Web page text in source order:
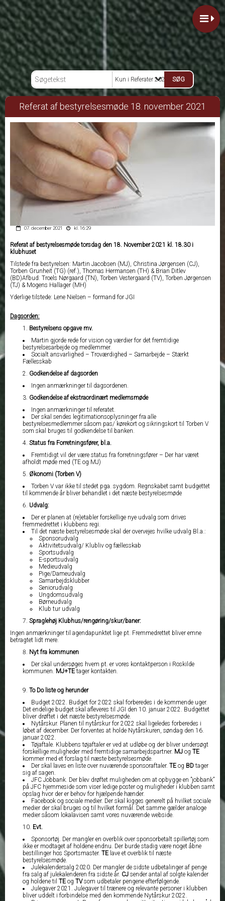
Kun i Referater 2021
Referat af bestyrelsesmøde 18. november 2021
07. december 2021 kl. 16:29
Referat af bestyrelsesmøde torsdag den 18. November 2021 kl. 18.30 i
klubhuset
Tilstede fra bestyrelsen: Martin Jacobsen (MJ), Christina Jørgensen (CJ),
Torben Grunheit (TG) (ref.), Thomas Hermansen (TH) & Brian Ditlev
(BD)Afbud: Troels Nørgaard (TN), Torben Vestergaard (TV), Torben Jørgensen
(TJ) & Mogens Hallager (MH)
Yderlige tilstede: Lene Nielsen – formand for JGI
Dagsorden:
Bestyrelsens opgave mv.
Martin gjorde rede for vision og værdier for det fremtidige
bestyrelsesarbejde og medlemmer.
Socialt ansvarlighed – Troværdighed – Samarbejde – Stærkt
Fællesskab
Godkendelse af dagsorden
Ingen anmærkninger til dagsordenen.
Godkendelse af ekstraordinært medlemsmøde
Ingen anmærkninger til referatet.
Der skal sendes legitimationsoplysninger fra alle
bestyrelsesmedlemmer såsom pas/ kørekort og sikringskort til Torben V
som skal bruges til godkendelse til banken.
Status fra Forretningsfører, bl.a.
Fremtidigt vil der være status fra forretningsfører – Der har været
afholdt møde med (TE og MJ)
Økonomi (Torben V)
Torben V var ikke til stedet pga. sygdom. Regnskabet samt budgettet
til kommende år bliver behandlet i det næste bestyrelsesmøde
Udvalg:
Der er planen at (re)etabler forskellige nye udvalg som drives
fremmedrettet i klubbens regi.
Til det næste bestyrelsesmøde skal der overvejes hvilke udvalg Bl.a.:
Sponsorudvalg
Aktivitetsudvalg/ Klubliv og fællesskab
Sportsudvalg
E-sportsudvalg
Medieudvalg
Pige/Dameudvalg
Samarbejdsklubber
Seniorudvalg
Ungdomsudvalg
Børneudvalg
Klub tur udvalg
Spraglehøj Klubhus/rengøring/skur/baner:
Ingen anmærkninger til agendapunktet lige pt. Fremmedrettet bliver emne
betragtet lidt mere.
Nyt fra kommunen
Der skal undersøges hvem pt. er vores kontaktperson i Roskilde
kommunen. MJ+TE tager kontakten.
To Do liste og herunder
Budget 2022. Budget for 2022 skal forberedes i de kommende uger.
Det endelige budget skal afleveres til JGI den 10. januar 2022. Budgettet
bliver drøftet i det næste bestyrelsesmøde.
Nytårskur. Planen til nytårskur for 2022 skal ligeledes forberedes i
løbet af december. Der forventes at holde Nytårskuren, søndag den 16.
januar 2022.
Tøjaftale. Klubbens tøjaftaler er ved at udløbe og der bliver undersøgt
forskellige muligheder med fremtidige samarbejdspartner. MJ og TE
kommer med et forslag til næste bestyrelsesmøde.
Der skal laves en liste over nuværende sponsoraftaler. TE og BD tager
sig af sagen.
JFC Jobbank. Der blev drøftet muligheden om at opbygge en ”jobbank”
på JFC hjemmeside som viser ledige poster og muligheder i klubben samt
opslag hvor der er behov for hjælpende hænder.
Facebook og sociale medier. Der skal kigges generelt på hvilket sociale
medier der skal bruges og til hvilket formål. Det samme gælder analoge
medier såsom lokalavisen samt vores nuværende webside.
Evt.
Sponsortøj. Der mangler en overblik over sponsorbetalt spillertøj som
ikke er modtaget af holdene endnu. Der burde stadig være noget åbne
bestillinger hos Sportsmaster. TE lave et overblik til næste
bestyrelsesmøde.
Julekalendersalg 2020. Der mangler de sidste udbetalinger af penge
fra salg af julekalenderen fra sidste år. CJ sender antal af solgte kalender
og holdene til TE og TVsom udbetaler pengene efterfølgende.
Julegaver 2021. Julegaver til trænere og relevante personer i klubben
bliver uddelt i forbindelse med den kommende Nytårskur 2022.